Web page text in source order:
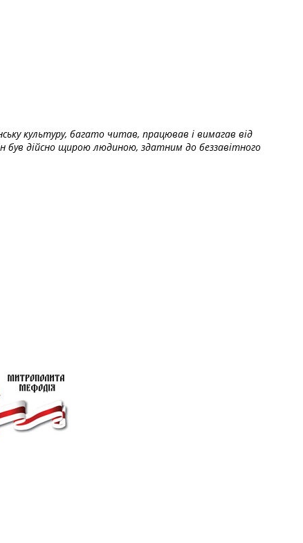
культуру, багато читав, працював і вимагав від
був дійсно щирою людиною, здатним до беззавітного